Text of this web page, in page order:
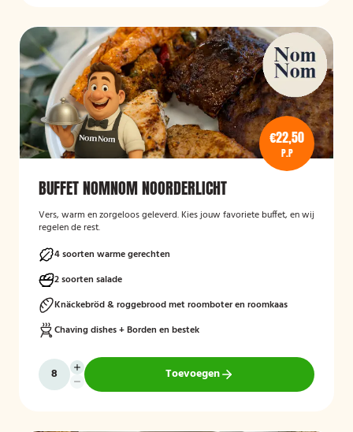
€22,50
P.P
BUFFET NOMNOM NOORDERLICHT
Vers, warm en zorgeloos geleverd. Kies jouw favoriete buffet, en wij
regelen de rest.
4 soorten warme gerechten
2 soorten salade
Knäckebröd & roggebrood met roomboter en roomkaas
Chaving dishes + Borden en bestek
Toevoegen